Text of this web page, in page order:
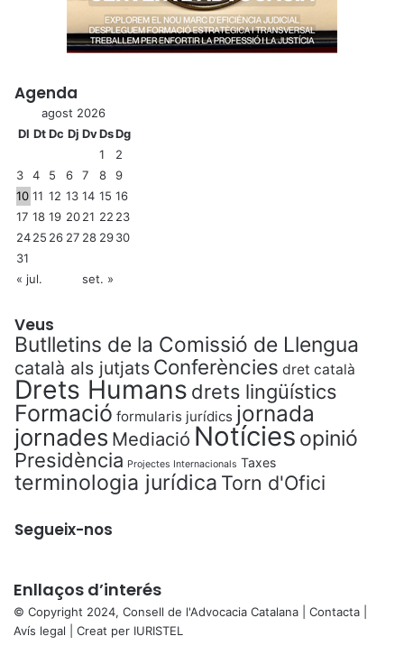
Agenda
agost 2026
Dl DtDc Dj DvDsDg
1
2
3
4 5 6 7 8
9
10 11 12 13 14 15 16
17 18 19 2021 22 23
2425 26 27 28 2930
31
« jul.
set. »
Veus
Butlletins de la Comissió de Llengua
català als jutjats Conferències dret català
Drets Humans drets lingüístics
Formació formularis jurídics jornada
jornades Mediació Notícies opinió
Presidència Projectes Internacionals Taxes
terminologia jurídica Torn d'Ofici
Segueix-nos
Enllaços d’interés
© Copyright 2024, Consell de l'Advocacia Catalana | Contacta
Avís legal | Creat per IURISTEL